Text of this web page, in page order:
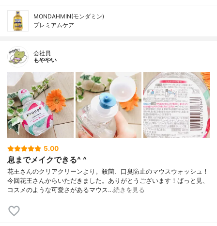
MONDAHMIN(モンダミン)
プレミアムケア
会社員
もややい
5.00
息までメイクできる^ ^
花王さんのクリアクリーンより。殺菌、口臭防止のマウスウォッシュ！
今回花王さんからいただきました。ありがとうございます！ぱっと見、
コスメのような可愛さがあるマウス…続きを見る